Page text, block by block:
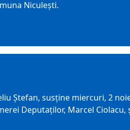
Niculești.
Ștefan, susține miercuri, 2
Deputaților, Marcel